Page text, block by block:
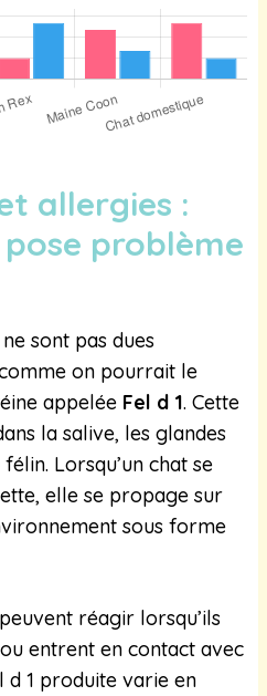
allergies :
problème
sont pas dues
on pourrait le
appelée Fel d 1. Cette
la salive, les glandes
Lorsqu’un chat se
elle se propage sur
sous forme
réagir lorsqu’ils
entrent en contact avec
d 1 produite varie en